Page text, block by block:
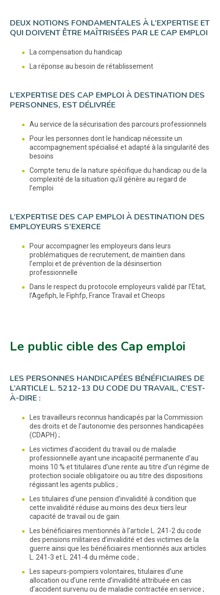
DEUX NOTIONS FONDAMENTALES À L’EXPERTISE ET
QUI DOIVENT ÊTRE MAÎTRISÉES PAR LE CAP EMPLOI
La compensation du handicap
La réponse au besoin de rétablissement
L’EXPERTISE DES CAP EMPLOI À DESTINATION DES
PERSONNES, EST DÉLIVRÉE
Au service de la sécurisation des parcours professionnels
Pour les personnes dont le handicap nécessite un
accompagnement spécialisé et adapté à la singularité des
besoins
Compte tenu de la nature spécifique du handicap ou de la
complexité de la situation qu’il génère au regard de
l’emploi
L’EXPERTISE DES CAP EMPLOI À DESTINATION DES
EMPLOYEURS S’EXERCE
Pour accompagner les employeurs dans leurs
problématiques de recrutement, de maintien dans
l’emploi et de prévention de la désinsertion
professionnelle
Dans le respect du protocole employeurs validé par l’Etat,
l’Agefiph, le Fiphfp, France Travail et Cheops
Le public cible des Cap emploi
LES PERSONNES HANDICAPÉES BÉNÉFICIAIRES DE
L’ARTICLE L. 5212-13 DU CODE DU TRAVAIL, C’EST-
À-DIRE :
Les travailleurs reconnus handicapés par la Commission
des droits et de l’autonomie des personnes handicapées
(CDAPH) ;
Les victimes d’accident du travail ou de maladie
professionnelle ayant une incapacité permanente d’au
moins 10 % et titulaires d’une rente au titre d’un régime de
protection sociale obligatoire ou au titre des dispositions
régissant les agents publics ;
Les titulaires d’une pension d’invalidité à condition que
cette invalidité réduise au moins des deux tiers leur
capacité de travail ou de gain.
Les bénéficiaires mentionnés à l’article L. 241-2 du code
des pensions militaires d’invalidité et des victimes de la
guerre ainsi que les bénéficiaires mentionnés aux articles
L. 241-3 et L. 241-4 du même code ;
Les sapeurs-pompiers volontaires, titulaires d’une
allocation ou d’une rente d’invalidité attribuée en cas
d’accident survenu ou de maladie contractée en service ;